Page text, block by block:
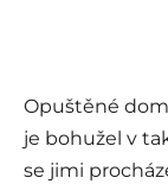
Opuštěné
je bohužel v
se jimi